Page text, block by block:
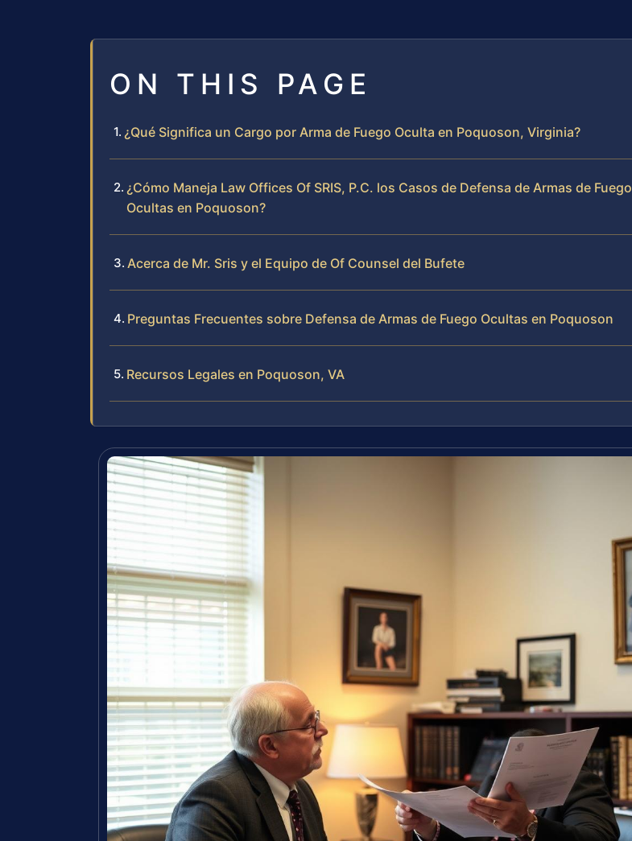
ON THIS PAGE
¿Qué Significa un Cargo por Arma de Fuego Oculta en Poquoson, Virginia?
¿Cómo Maneja Law Offices Of SRIS, P.C. los Casos de Defensa de Armas de Fuego
Ocultas en Poquoson?
Acerca de Mr. Sris y el Equipo de Of Counsel del Bufete
Preguntas Frecuentes sobre Defensa de Armas de Fuego Ocultas en Poquoson
Recursos Legales en Poquoson, VA